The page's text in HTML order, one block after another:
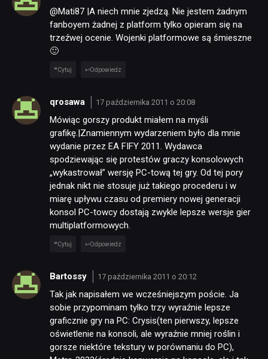
@Mati87 |A niech mnie zjedzą. Nie jestem żadnym
fanboyem żadnej z platform tylko opieram się na
trzeźwej ocenie. Wojenki platformowe są śmieszne
🙂
Cytuj Odpowiedz
qrosawa 17 października 2011 o 20:08
Mówiąc gorszy produkt miałem na myśli
grafikę.|Znamiennym wydarzeniem było dla mnie
wydanie przez EA FIFY 2011. Wydawca
spodziewając się protestów graczy konsolowych
„wykastrował” wersję PC-tową tej gry. Od tej pory
jednak nikt nie stosuje już takiego procederu i w
miarę upływu czasu od premiery nowej generacji
konsol PC-towcy dostają zwykle lepsze wersje gier
multiplatformowych.
Cytuj Odpowiedz
Bartossy 17 października 2011 o 20:12
Tak jak napisałem we wcześniejszym poście. Ja
sobie przypominam tylko trzy wyraźnie lepsze
graficznie gry na PC: Crysis(ten pierwszy, lepsze
oświetlenie na konsoli, ale wyraźnie mniej roślin i
gorsze niektóre tekstury w porównaniu do PC),